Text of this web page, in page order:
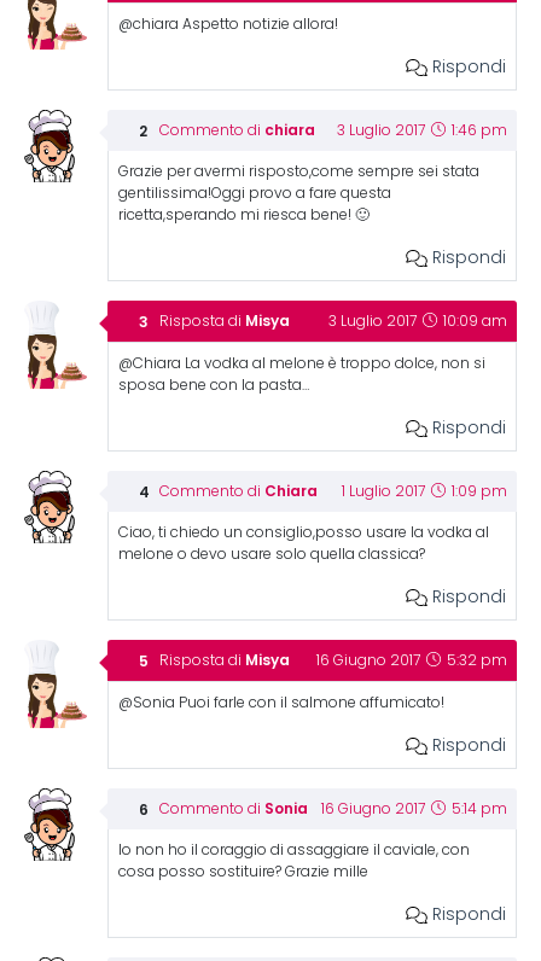
@chiara Aspetto notizie allora!
Rispondi
Commento di chiara 3 Luglio 2017 1:46 pm
Grazie per avermi risposto,come sempre sei stata
gentilissima!Oggi provo a fare questa
ricetta,sperando mi riesca bene! 🙂
Rispondi
Risposta di Misya 3 Luglio 2017 10:09 am
@Chiara La vodka al melone è troppo dolce, non si
sposa bene con la pasta…
Rispondi
Commento di Chiara 1 Luglio 2017 1:09 pm
Ciao, ti chiedo un consiglio,posso usare la vodka al
melone o devo usare solo quella classica?
Rispondi
Risposta di Misya 16 Giugno 2017 5:32 pm
@Sonia Puoi farle con il salmone affumicato!
Rispondi
Commento di Sonia 16 Giugno 2017 5:14 pm
Io non ho il coraggio di assaggiare il caviale, con
cosa posso sostituire? Grazie mille
Rispondi